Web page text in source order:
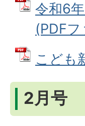
令和6
(PDF
こども
2月号